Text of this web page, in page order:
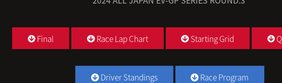
Final Race Lap Chart Starting Grid
Driver Standings Race Program